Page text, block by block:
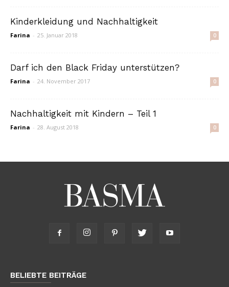
Kinderkleidung und Nachhaltigkeit
Farina - 25. Januar 2018 0
Darf ich den Black Friday unterstützen?
Farina - 24. November 2017 0
Nachhaltigkeit mit Kindern – Teil 1
Farina - 28. August 2018 0
BELIEBTE BEITRÄGE